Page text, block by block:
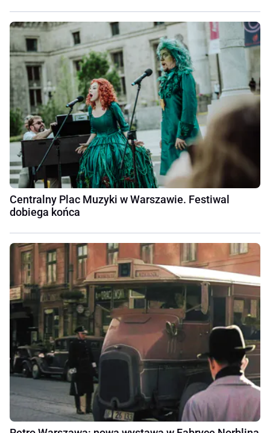
Centralny Plac Muzyki w Warszawie. Festiwal
dobiega końca